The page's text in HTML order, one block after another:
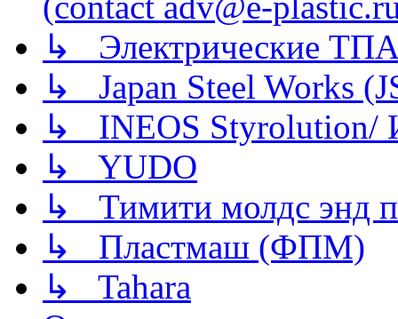
↳ Электрические
↳ Japan Steel Works
↳ INEOS
↳ YUDO
↳ Тимити молдс энд
↳ Пластмаш (ФПМ)
↳ Tahara